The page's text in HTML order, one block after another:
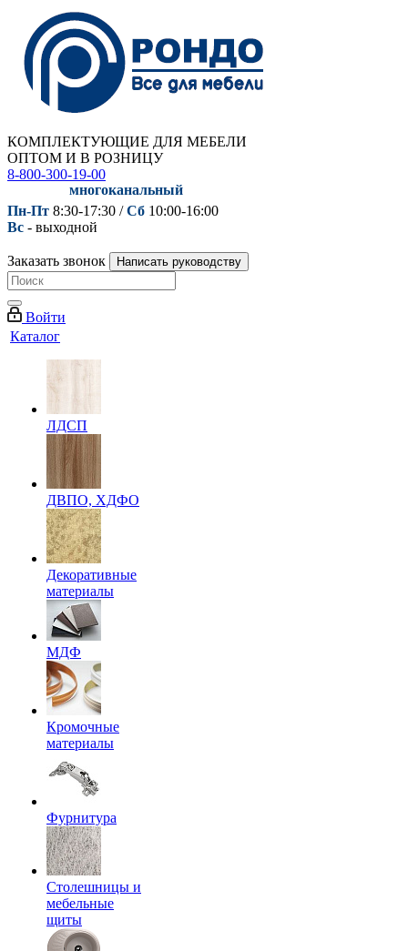
КОМПЛЕКТУЮЩИЕ ДЛЯ МЕБЕЛИ
ОПТОМ И В РОЗНИЦУ
8-800-300-19-00
многоканальный
Пн-Пт 8:30-17:30 /Сб 10:00-16:00
Вс - выходной
Заказать звонок Написать руководству
Войти
Каталог
ЛДСП
ДВПО, ХДФО
Декоративные
материалы
МДФ
Кромочные
материалы
Фурнитура
Столешницы и
мебельные
щиты